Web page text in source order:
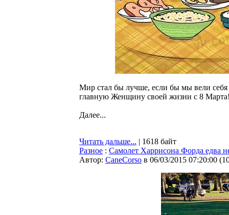
Мир стал бы лучше, если бы мы вели себя
главную Женщину своей жизни с 8
Далее...
Читать дальше... | 1618 байт
Разное : Самолет Харрисона Форда едва
Автор: CaneCorso в 06/03/2015 07:20:00 (